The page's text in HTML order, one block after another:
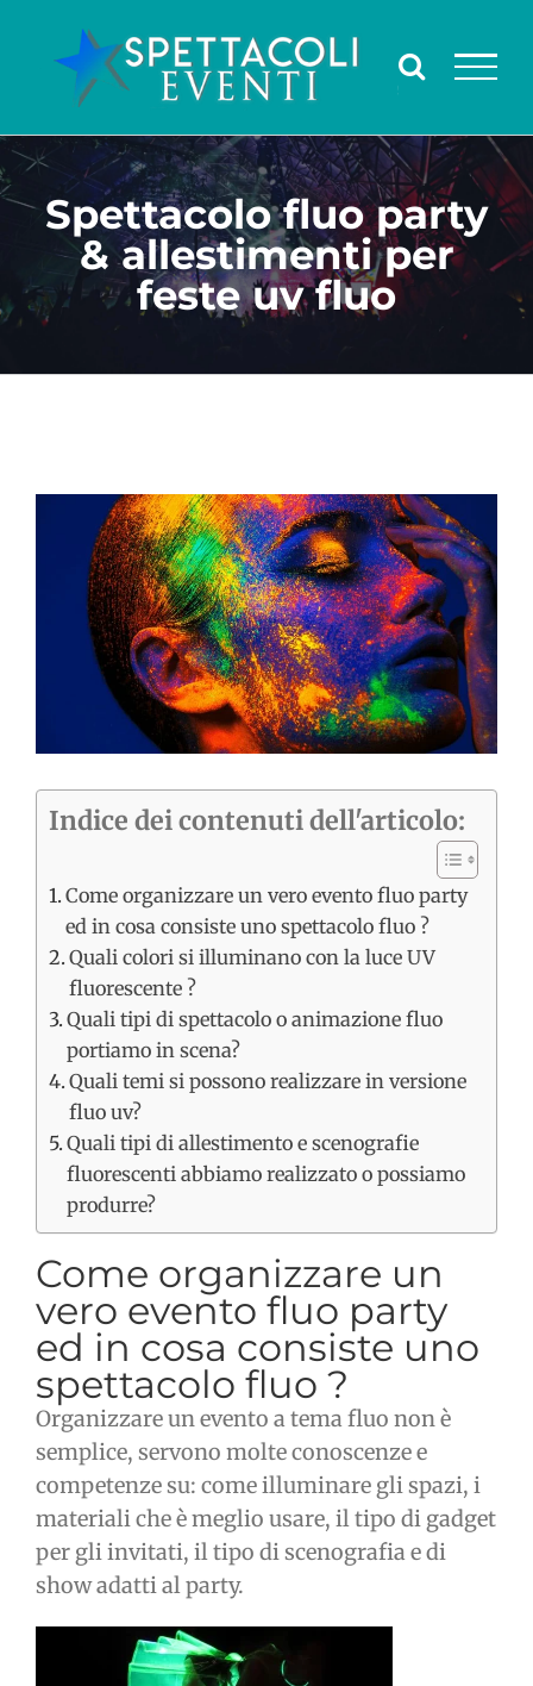
contenuto
Spettacolo fluo party
& allestimenti per
feste uv fluo
Ingrandisci
immagine
Indice dei contenuti dell'articolo:
Come organizzare un vero evento fluo party
ed in cosa consiste uno spettacolo fluo ?
Quali colori si illuminano con la luce UV
fluorescente ?
Quali tipi di spettacolo o animazione fluo
portiamo in scena?
Quali temi si possono realizzare in versione
fluo uv?
Quali tipi di allestimento e scenografie
fluorescenti abbiamo realizzato o possiamo
produrre?
Come organizzare un
vero evento fluo party
ed in cosa consiste uno
spettacolo fluo ?
Organizzare un evento a tema fluo non è
semplice, servono molte conoscenze e
competenze su: come illuminare gli spazi, i
materiali che è meglio usare, il tipo di gadget
per gli invitati, il tipo di scenografia e di
show adatti al party.